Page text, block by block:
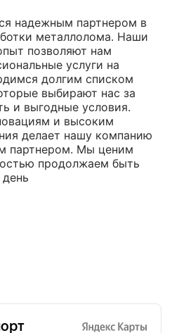
надежным партнером в
металлолома. Наши
позволяют нам
услуги на
долгим списком
выбирают нас за
и выгодные условия.
и высоким
делает нашу компанию
партнером. Мы ценим
продолжаем быть